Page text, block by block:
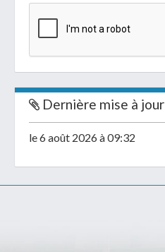
Dernière mise à jour
le 6 août 2026 à 09:32